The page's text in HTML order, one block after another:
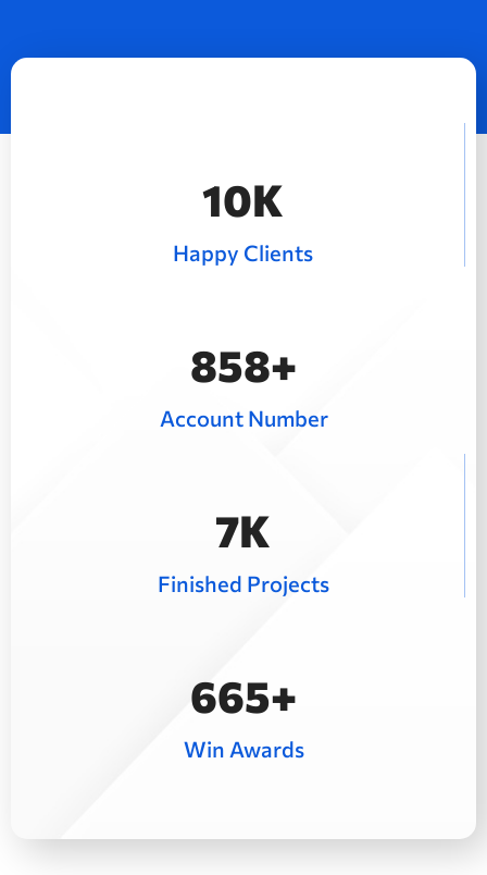
15K
Happy Clients
1280+
Account Number
10K
Finished Projects
992+
Win Awards